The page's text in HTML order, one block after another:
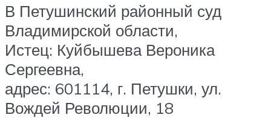
В Петушинский районный суд
Владимирской области,
Истец: Куйбышева Вероника
Сергеевна,
адрес: 601114, г. Петушки, ул.
Вождей Революции, 18